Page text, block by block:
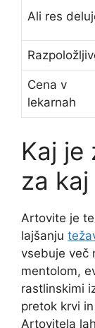
Ali res
Cena v
lekarnah
Kaj je
za
Artovite je
lajšanju
vsebuje več
mentolom,
rastlinskimi
pretok krvi
Artovitela